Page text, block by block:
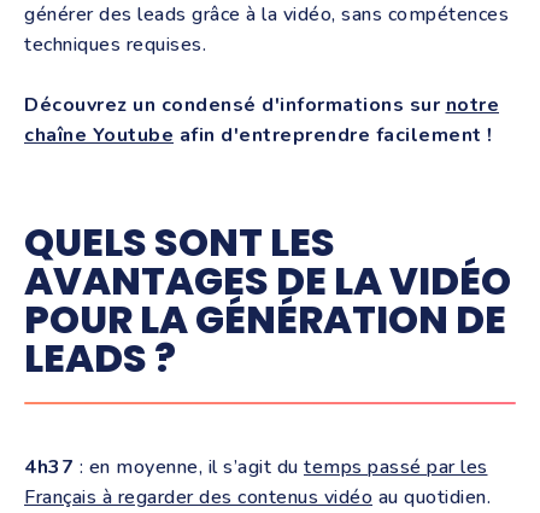
générer des leads grâce à la vidéo, sans compétences
techniques requises.
Découvrez un condensé d'informations sur notre
chaîne Youtube afin d'entreprendre facilement !
QUELS SONT LES
AVANTAGES DE LA VIDÉO
POUR LA GÉNÉRATION DE
LEADS ?
4h37 : en moyenne, il s’agit du temps passé par les
Français à regarder des contenus vidéo au quotidien.